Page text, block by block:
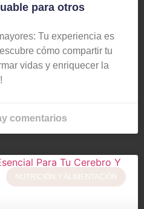
para otros
Tu experiencia es
cómo compartir tu
vidas y enriquecer la
comentarios
NUTRICIÓN Y ALIMENTACIÓN